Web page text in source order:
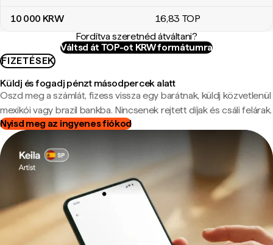
10 000 KRW 16,83 TOP
Fordítva szeretnéd átváltani?
Váltsd át TOP-ot KRW formátumra
FIZETÉSEK
Küldj és fogadj pénzt másodpercek alatt
Oszd meg a számlát, fizess vissza egy barátnak, küldj közvetlenül
mexikói vagy brazil bankba. Nincsenek rejtett díjak és csáli felárak.
Nyisd meg az ingyenes fiókod